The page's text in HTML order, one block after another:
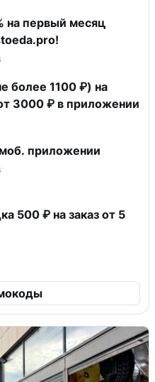
на первый месяц
более 1100 ₽) на
3000 ₽ в приложении
приложении
500 ₽ на заказ от 5